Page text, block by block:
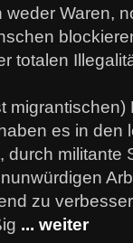
weder Waren,
totalen
es in den
durch militante
zu
... weiter